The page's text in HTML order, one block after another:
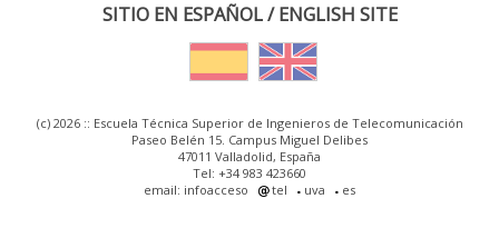
SITIO EN ESPAÑOL / ENGLISH SITE
(c) 2026 :: Escuela Técnica Superior de Ingenieros de Telecomunicación
Paseo Belén 15. Campus Miguel Delibes
47011 Valladolid, España
Tel: +34 983 423660
email: infoacceso
tel uva es